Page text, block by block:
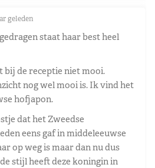
geleden
staat haar best heel
bij de receptie niet mooi.
nog wel mooi is. Ik vind het
hofjapon.
dat het Zweedse
eens gaf in middeleeuwse
op weg is maar dan nu dus
stijl heeft deze koningin in